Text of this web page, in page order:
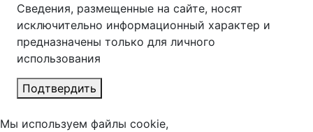
Сведения, размещенные на сайте, носят
исключительно информационный характер и
предназначены только для личного
использования
Подтвердить
Мы используем файлы cookie,